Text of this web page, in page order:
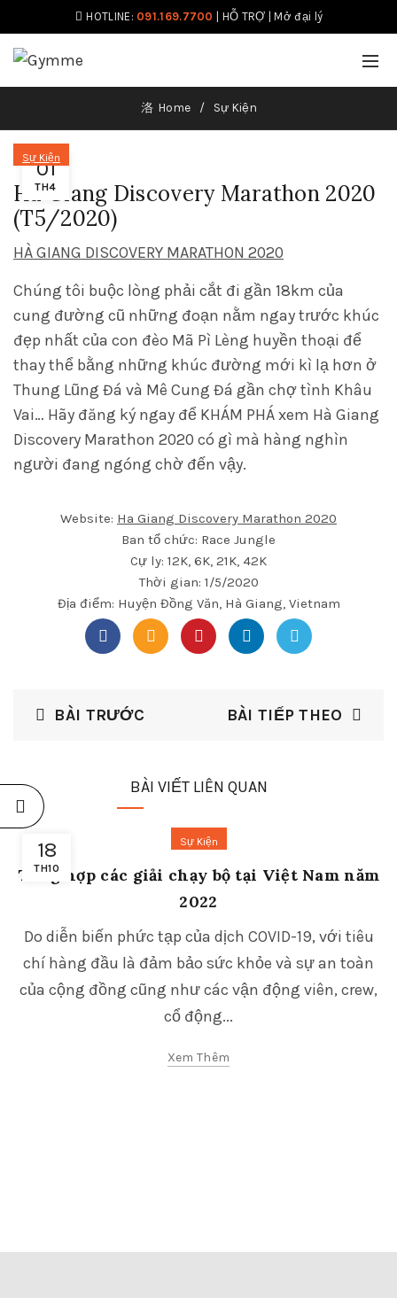
HOTLINE: 091.169.7700 HỖ TRỢ |Mở đại lý
Home Sự Kiện
01
TH4
Sự Kiện
Ha Giang Discovery Marathon 2020
(T5/2020)
HÀ GIANG DISCOVERY MARATHON 2020
Chúng tôi buộc lòng phải cắt đi gần 18km của
cung đường cũ những đoạn nằm ngay trước khúc
đẹp nhất của con đèo Mã Pì Lèng huyền thoại để
thay thể bằng những khúc đường mới kì lạ hơn ở
Thung Lũng Đá và Mê Cung Đá gần chợ tình Khâu
Vai… Hãy đăng ký ngay để KHÁM PHÁ xem Hà Giang
Discovery Marathon 2020 có gì mà hàng nghìn
người đang ngóng chờ đến vậy.
Website: Ha Giang Discovery Marathon 2020
Ban tổ chức: Race Jungle
Cự ly: 12K, 6K, 21K, 42K
Thời gian: 1/5/2020
Địa điểm: Huyện Đồng Văn, Hà Giang, Vietnam
BÀI TRƯỚC BÀI TIẾP THEO
BÀI VIẾT LIÊN QUAN
18
TH10
Sự Kiện
Tổng hợp các giải chạy bộ tại Việt Nam năm
2022
Do diễn biến phức tạp của dịch COVID-19, với tiêu
chí hàng đầu là đảm bảo sức khỏe và sự an toàn
của cộng đồng cũng như các vận động viên, crew,
cổ động...
Xem Thêm